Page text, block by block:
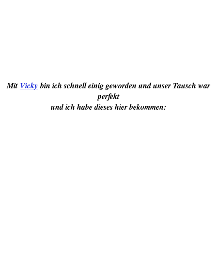
Mit Vickybin ich schnell einig geworden und unser Tausch war
perfekt
und ich habe dieses hier bekommen: